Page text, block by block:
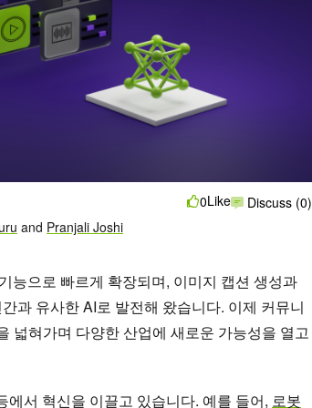
and Pranjali Joshi
0Like Discuss (0)
능으로 빠르게 확장되며, 이미지 캡션 생성과
과 유사한 AI로 발전해 왔습니다. 이제 커뮤니
넓혀가며 다양한 산업에 새로운 가능성을 열고
서 혁신을 이끌고 있습니다. 예를 들어, 로봇